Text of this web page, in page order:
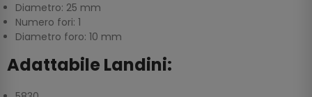
Diametro: 25 mm
Numero fori: 1
Diametro foro: 10 mm
Adattabile Landini: